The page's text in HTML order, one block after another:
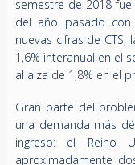
semestre de 2018
del año pasado con
nuevas cifras de
1,6% interanual en el
al alza de 1,8% en el
Gran parte del
una demanda más
ingreso: el Reino
aproximadamente